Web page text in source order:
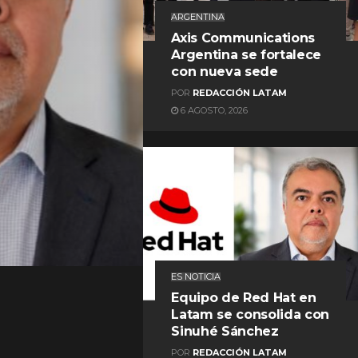
ARGENTINA
Axis Communications
Argentina se fortalece
con nueva sede
POR REDACCIÓN LATAM
6 AGOSTO, 2026
ES NOTICIA
Equipo de Red Hat en
Latam se consolida con
Sinuhé Sánchez
POR REDACCIÓN LATAM